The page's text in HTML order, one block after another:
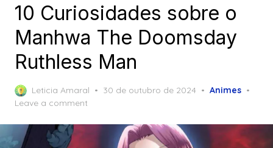
10 Curiosidades sobre o
Manhwa The Doomsday
Ruthless Man
Leticia Amaral
Posted
30 de outubro de 2024
Animes
Leave a comment